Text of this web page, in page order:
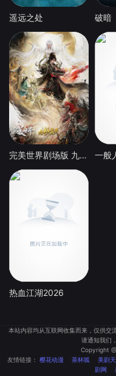
遥远之处 破暗
完美世界剧场版 九劫焚天 一般
热血江湖2026
本站内容均从互联网收集而来，仅供交
请通知我们
Copyright
友情链接： 樱花动漫 茶杯狐 美剧
剧网